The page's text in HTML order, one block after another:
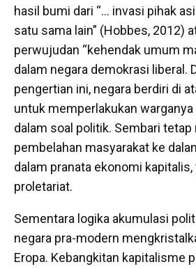
hasil bumi dari “… invasi pihak
satu sama lain” (Hobbes, 2012)
perwujudan “kehendak umum
dalam negara demokrasi liberal.
pengertian ini, negara berdiri di
untuk memperlakukan
dalam soal politik. Sembari
pembelahan masyarakat ke
dalam pranata ekonomi
proletariat.
Sementara logika akumulasi
negara pra-modern
Eropa. Kebangkitan kapitalisme